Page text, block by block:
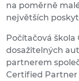
na poměrně
největších
Počítačová škola
dosažitelných
partnerem
Certified Partner